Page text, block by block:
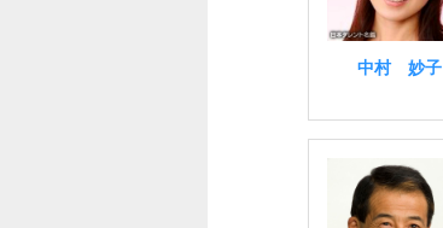
中村 妙子